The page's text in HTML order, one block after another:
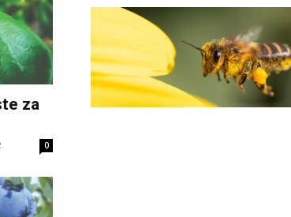
za
0